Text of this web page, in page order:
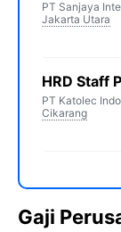
PT Sanjaya
Jakarta Utara
HRD Staff
PT Katolec
Cikarang
Gaji